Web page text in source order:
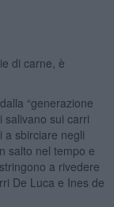
di carne, è
“generazione
salivano sui carri
a sbirciare negli
salto nel tempo e
a rivedere
De Luca e Ines de